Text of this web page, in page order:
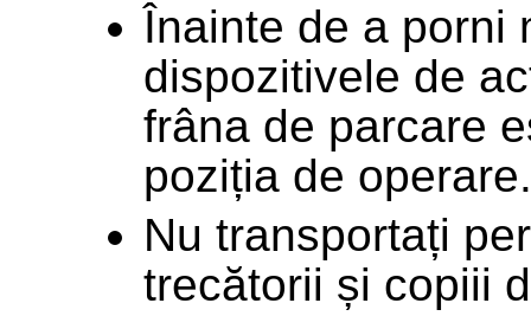
Înainte de a porni
dispozitivele de
frâna de parcare
poziția de operare.
Nu transportați
trecătorii și copiii